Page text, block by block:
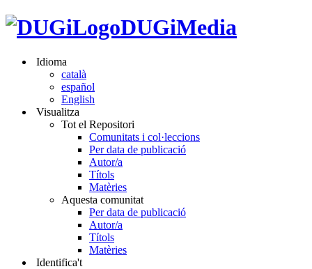
DUGiMedia
Idioma
català
español
English
Visualitza
Tot el Repositori
Comunitats i col·leccions
Per data de publicació
Autor/a
Títols
Matèries
Aquesta comunitat
Per data de publicació
Autor/a
Títols
Matèries
Identifica't